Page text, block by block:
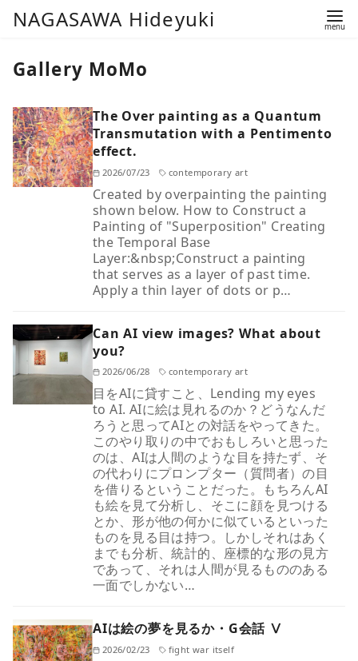
NAGASAWA Hideyuki
Gallery MoMo
The Over painting as a Quantum
Transmutation with a Pentimento
effect.
2026/07/23 contemporary art
Created by overpainting the painting
shown below. How to Construct a
Painting of "Superposition" Creating
the Temporal Base
Layer:&nbsp;Construct a painting
that serves as a layer of past time.
Apply a thin layer of dots or p…
Can AI view images? What about
you?
2026/06/28 contemporary art
目をAIに貸すこと、Lending my eyes
to AI. AIに絵は見れるのか？どうなんだ
ろうと思ってAIとの対話をやってきた。
このやり取りの中でおもしろいと思った
のは、AIは人間のような目を持たず、そ
の代わりにプロンプター（質問者）の目
を借りるということだった。もちろんAI
も絵を見て分析し、そこに顔を見つける
とか、形が他の何かに似ているといった
ものを見る目は持つ。しかしそれはあく
までも分析、統計的、座標的な形の見方
であって、それは人間が見るもののある
一面でしかない…
AIは絵の夢を見るか・G会話 Ⅴ
2026/02/23 fight war itself